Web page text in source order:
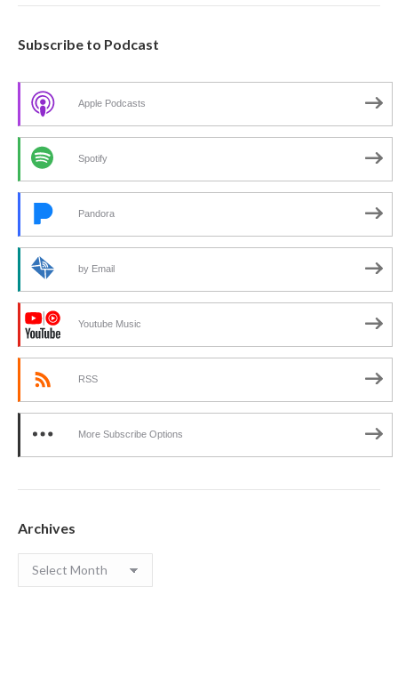
Subscribe to Podcast
Apple Podcasts
Spotify
Pandora
by Email
Youtube Music
RSS
More Subscribe Options
Archives
Archives